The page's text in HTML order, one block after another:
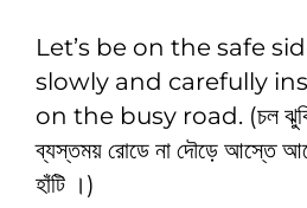
Let’s be on the safe
slowly and carefully
on the busy road. (চল ঝুকি
ব্যস্তময় রোডে না দৌড়ে আস্তে
হাঁটি ।)